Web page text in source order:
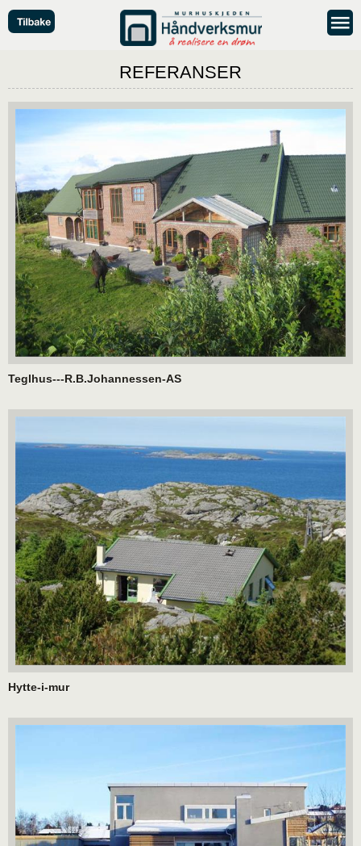
REFERANSER
Teglhus---R.B.Johannessen-AS
Hytte-i-mur